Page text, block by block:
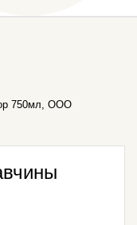
750мл, ООО